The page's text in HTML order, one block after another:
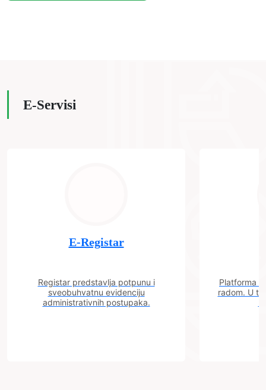
E-Servisi
E-Registar
Registar predstavlja potpunu i
sveobuhvatnu evidenciju
administrativnih postupaka.
Platforma
radom. U